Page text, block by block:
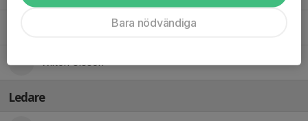
Wilton Bernardin
Wilton Olsson
Ledare
Bara nödvändiga